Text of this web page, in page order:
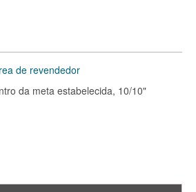
de revendedor
da meta estabelecida, 10/10"